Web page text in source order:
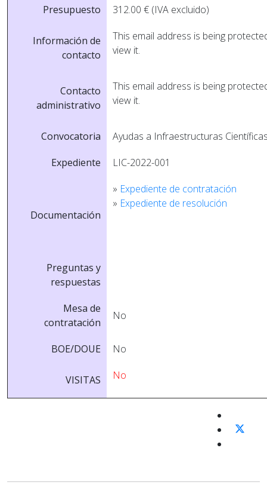
Presupuesto 312.00 € (IVA excluido)
Información de
contacto
This email address is being
view it.
Contacto
administrativo
This email address is being
view it.
Convocatoria
Ayudas a Infraestructuras
Expediente
LIC-2022-001
Documentación
» Expediente de contratación
» Expediente de resolución
Preguntas y
respuestas
Mesa de
contratación
No
BOE/DOUE No
VISITAS No